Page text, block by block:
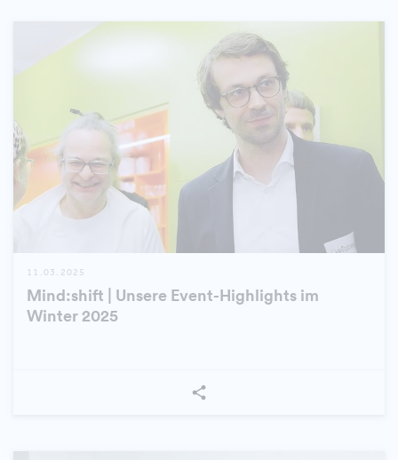
11.03.2025
Mind:shift | Unsere Event-Highlights im
Winter 2025